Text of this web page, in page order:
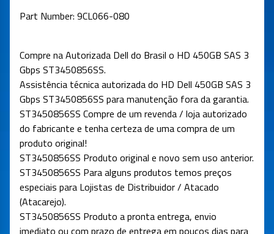
Part Number: 9CL066-080
Compre na Autorizada Dell do Brasil o HD 450GB SAS 3
Gbps ST3450856SS.
Assistência técnica autorizada do HD Dell 450GB SAS 3
Gbps ST3450856SS para manutenção fora da garantia.
ST3450856SS Compre de um revenda / loja autorizado
do fabricante e tenha certeza de uma compra de um
produto original!
ST3450856SS Produto original e novo sem uso anterior.
ST3450856SS Para alguns produtos temos preços
especiais para Lojistas de Distribuidor / Atacado
(Atacarejo).
ST3450856SS Produto a pronta entrega, envio